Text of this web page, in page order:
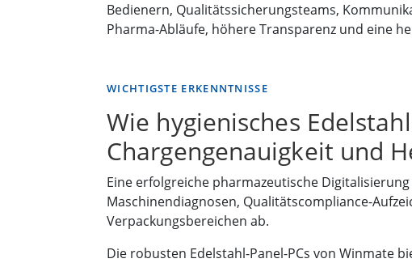
Bedienern, Qualitätssicherungsteams,
Pharma-Abläufe, höhere Transparenz und eine
WICHTIGSTE ERKENNTNISSE
Wie hygienisches
Chargengenauigkeit und
Eine erfolgreiche pharmazeutische
Maschinendiagnosen, Qualitätscompliance-
Verpackungsbereichen ab.
Die robusten Edelstahl-Panel-PCs von Winmate